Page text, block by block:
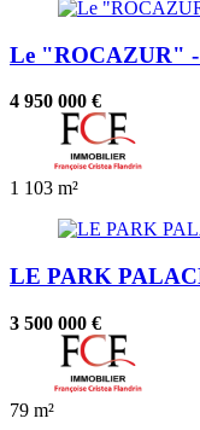
Le "ROCAZUR"
4 950 000 €
1 103 m²
LE PARK
3 500 000 €
79 m²